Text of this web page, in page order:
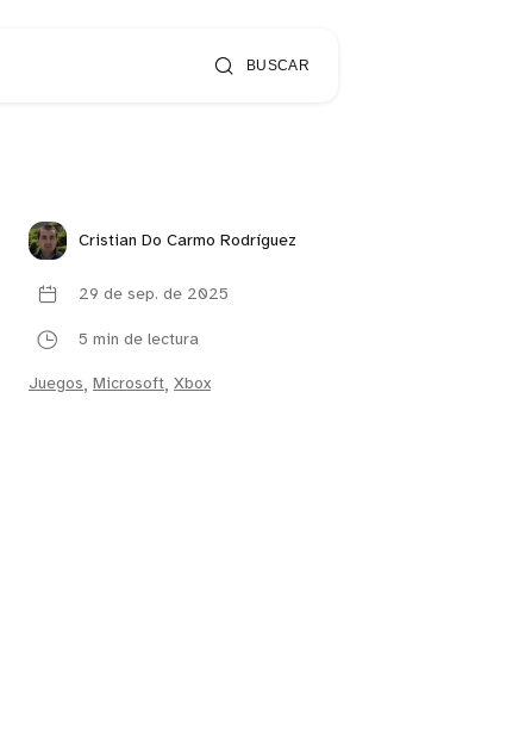
BUSCAR
Cristian Do Carmo Rodríguez
29 de sep. de 2025
5 min de lectura
Juegos, Microsoft, Xbox